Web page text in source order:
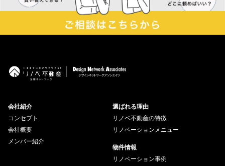
会社紹介
コンセプト
会社概要
メンバー紹介
選ばれる理由
リノベ不動産の特徴
リノベーションメニュー
物件情報
リノベーション事例